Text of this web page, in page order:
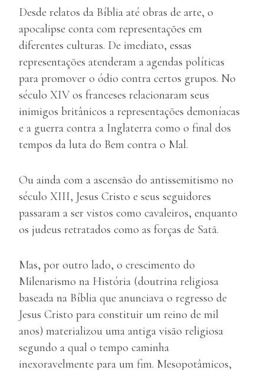
Desde relatos da Bíblia até obras de arte, o
apocalipse conta com representações em
diferentes culturas. De imediato, essas
representações atenderam a agendas políticas
para promover o ódio contra certos grupos. No
século XIV os franceses relacionaram seus
inimigos britânicos a representações demoníacas
e a guerra contra a Inglaterra como o final dos
tempos da luta do Bem contra o Mal.
Ou ainda com a ascensão do antissemitismo no
século XIII, Jesus Cristo e seus seguidores
passaram a ser vistos como cavaleiros, enquanto
os judeus retratados como as forças de Satã.
Mas, por outro lado, o crescimento do
Milenarismo na História (doutrina religiosa
baseada na Bíblia que anunciava o regresso de
Jesus Cristo para constituir um reino de mil
anos) materializou uma antiga visão religiosa
segundo a qual o tempo caminha
inexoravelmente para um fim. Mesopotâmicos,